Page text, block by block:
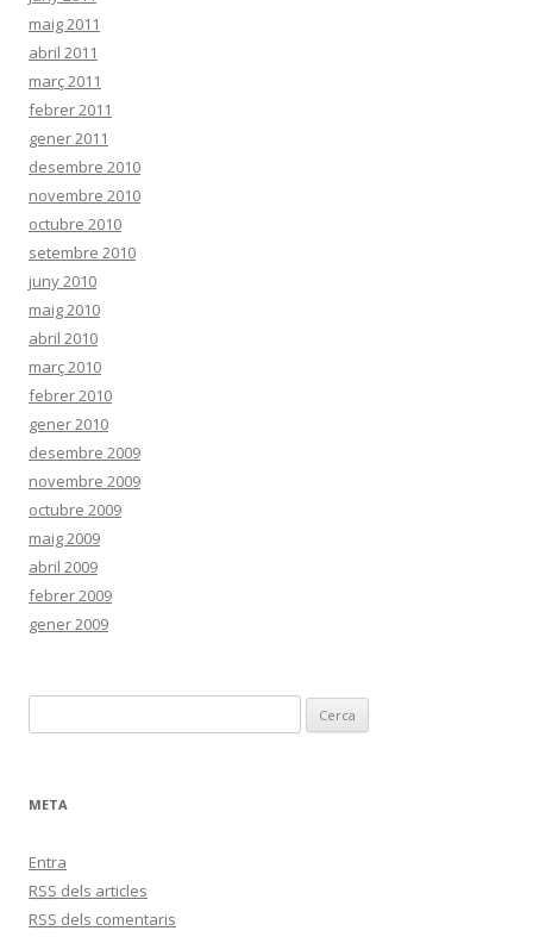
maig 2011
abril 2011
març 2011
febrer 2011
gener 2011
desembre 2010
novembre 2010
octubre 2010
setembre 2010
juny 2010
maig 2010
abril 2010
març 2010
febrer 2010
gener 2010
desembre 2009
novembre 2009
octubre 2009
maig 2009
abril 2009
febrer 2009
gener 2009
e
c
:
META
Entra
RSS dels articles
RSS dels comentaris